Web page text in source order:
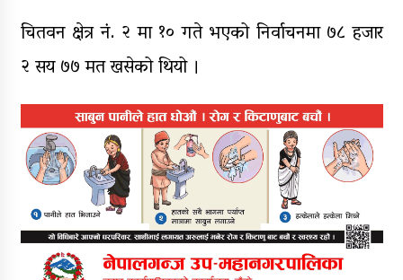
चितवन क्षेत्र नं. २ मा १० गते भएको निर्वाचनमा ७८ हजार
२ सय ७७ मत खसेको थियो ।